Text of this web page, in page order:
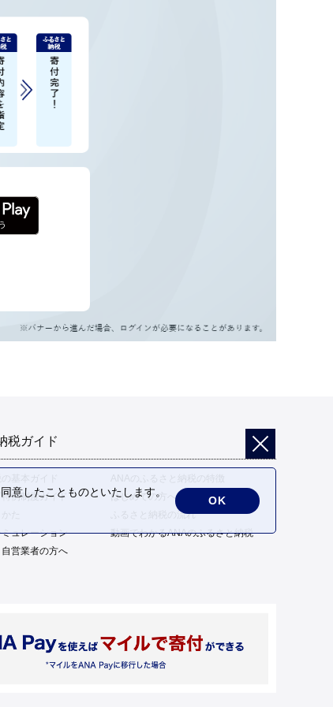
税ガイド
基本ガイド
ANAのふるさと納税の特徴
例制度ガイド
はじめての方へ
ふるさと納税の流れ
ュレーション
動画でわかるANAのふるさと納税
営業者の方へ
意したことものといたします。
OK